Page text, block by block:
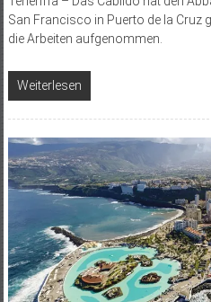
San Francisco in Puerto de la Cruz
die Arbeiten aufgenommen.
Weiterlesen